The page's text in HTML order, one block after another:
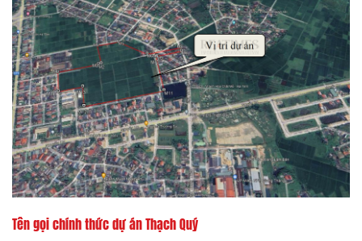
Tên gọi chính thức dự án Thạch Quý